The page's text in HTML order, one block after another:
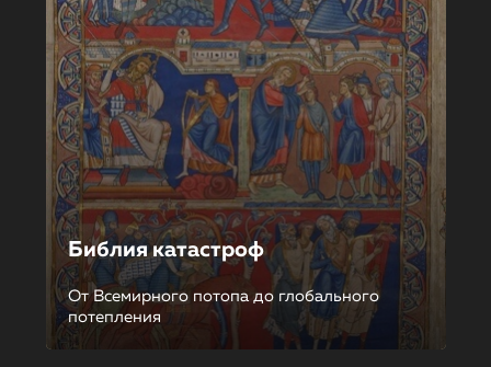
Библия катастроф
От Всемирного потопа до глобального
потепления